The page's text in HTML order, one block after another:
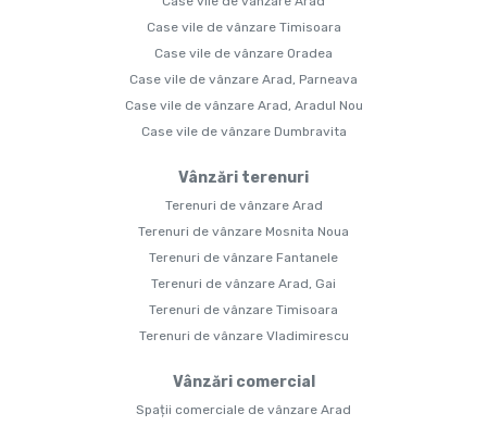
Case vile de vânzare Timisoara
Case vile de vânzare Oradea
Case vile de vânzare Arad, Parneava
Case vile de vânzare Arad, Aradul Nou
Case vile de vânzare Dumbravita
Vânzări terenuri
Terenuri de vânzare Arad
Terenuri de vânzare Mosnita Noua
Terenuri de vânzare Fantanele
Terenuri de vânzare Arad, Gai
Terenuri de vânzare Timisoara
Terenuri de vânzare Vladimirescu
Vânzări comercial
Spații comerciale de vânzare Arad